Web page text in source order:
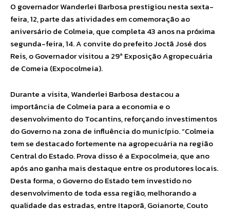
O governador Wanderlei Barbosa prestigiou nesta sexta-
feira, 12, parte das atividades em comemoração ao
aniversário de Colmeia, que completa 43 anos na próxima
segunda-feira, 14. A convite do prefeito Joctã José dos
Reis, o Governador visitou a 29ª Exposição Agropecuária
de Comeia (Expocolmeia).
Durante a visita, Wanderlei Barbosa destacou a
importância de Colmeia para a economia e o
desenvolvimento do Tocantins, reforçando investimentos
do Governo na zona de influência do município. “Colmeia
tem se destacado fortemente na agropecuária na região
Central do Estado. Prova disso é a Expocolmeia, que ano
após ano ganha mais destaque entre os produtores locais.
Desta forma, o Governo do Estado tem investido no
desenvolvimento de toda essa região, melhorando a
qualidade das estradas, entre Itaporã, Goianorte, Couto